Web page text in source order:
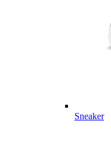
Sneaker